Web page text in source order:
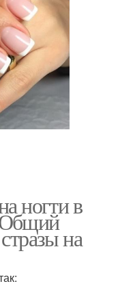
ногти в
на